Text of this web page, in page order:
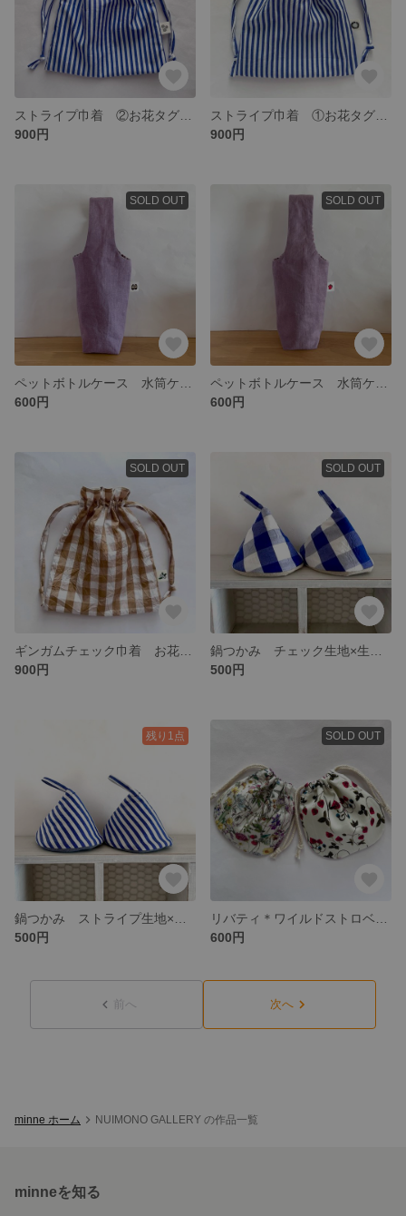
900円
900円
SOLD OUT
600円
SOLD OUT
600円
SOLD OUT
900円
SOLD OUT
500円
残り1点
500円
SOLD OUT
600円
前へ 次へ
minne ホーム NUIMONO GALLERY の作品一覧
minneを知る